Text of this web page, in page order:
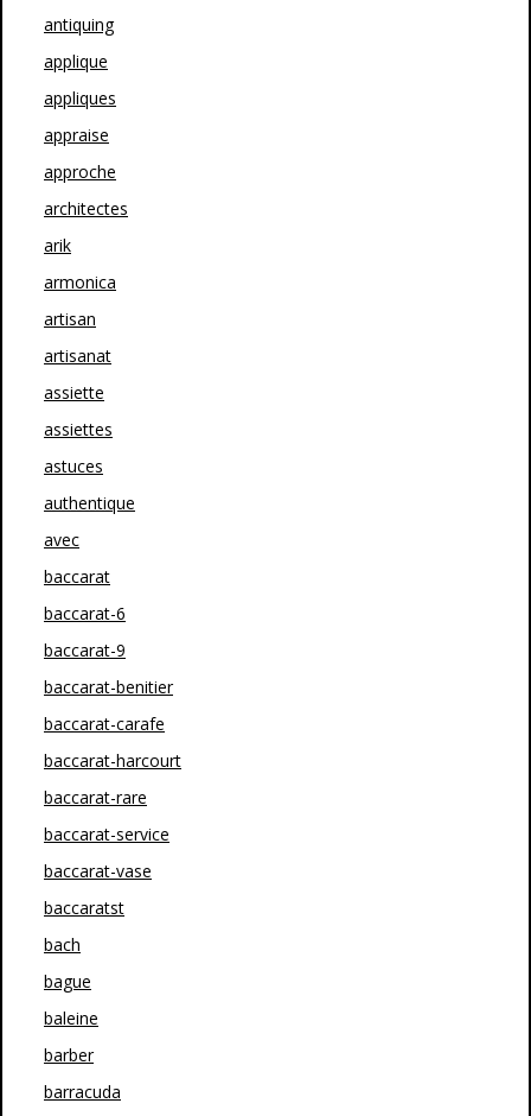
antiquing
applique
appliques
appraise
approche
architectes
arik
armonica
artisan
artisanat
assiette
assiettes
astuces
authentique
avec
baccarat
baccarat-6
baccarat-9
baccarat-benitier
baccarat-carafe
baccarat-harcourt
baccarat-rare
baccarat-service
baccarat-vase
baccaratst
bach
bague
baleine
barber
barracuda